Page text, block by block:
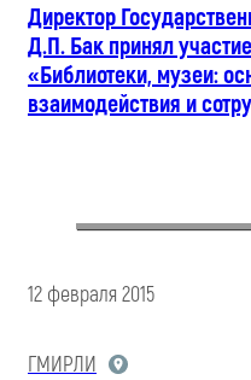
Директор
Д.П. Бак принял
«Библиотеки, музеи:
взаимодействия и
12 февраля 2015
ГМИРЛИ